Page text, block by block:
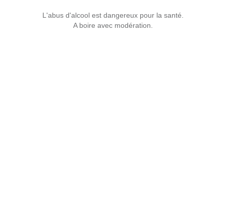
L'abus d'alcool est dangereux pour la santé.
A boire avec modération.